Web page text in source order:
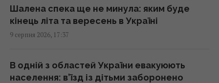
У РФ кажуть про пуски Х-101 із носіїв КАБів
Су-34: аналітики оцінили, чи це можливо
17:01 неділя, 09 серпня 2026
Гороскоп на 10 серпня: Левам – діяти
сміливіше, Тельцям – вибачення
Шалена спека ще не минула: яким буде
кінець літа та вересень в Україні
9 серпня 2026, 17:37
В одній з областей України евакуюють
населення: в’їзд із дітьми заборонено